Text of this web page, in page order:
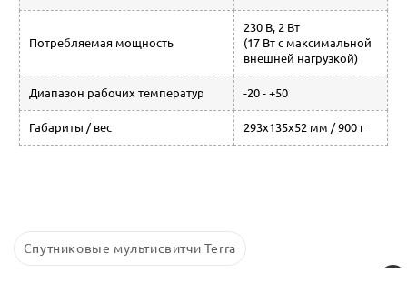
Потребляемая мощность
230 В, 2 Вт
(17 Вт с максимальной
внешней нагрузкой)
Диапазон рабочих температур -20 - +50
Габариты / вес 293х135х52 мм / 900 г
Спутниковые мультисвитчи Terra